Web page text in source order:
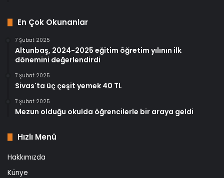
En Çok Okunanlar
7 Şubat 2025
Altunbaş, 2024-2025 eğitim öğretim yılının ilk
dönemini değerlendirdi
7 Şubat 2025
Sivas'ta üç çeşit yemek 40 TL
7 Şubat 2025
Mezun olduğu okulda öğrencilerle bir araya geldi
Hızlı Menü
Hakkımızda
Künye